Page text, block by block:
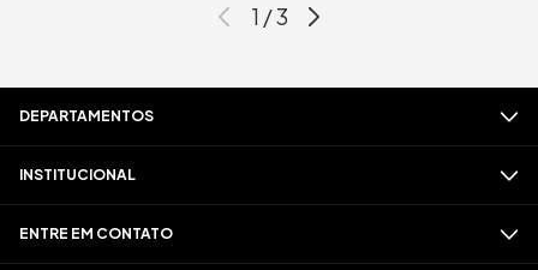
1 /3
DEPARTAMENTOS
INSTITUCIONAL
ENTRE EM CONTATO